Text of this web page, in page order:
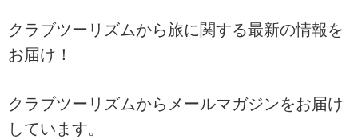
クラブツーリズムから旅に関する最新の情報を
お届け！
クラブツーリズムからメールマガジンをお届け
しています。